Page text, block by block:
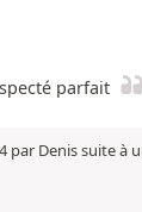
parfait
par Denis suite à